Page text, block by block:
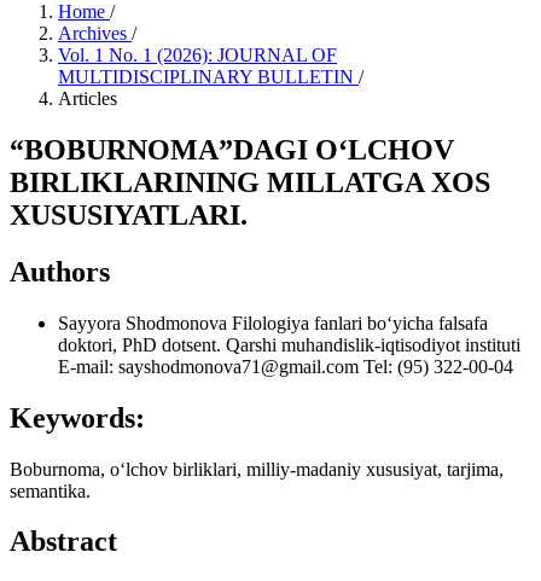
Home /
Archives /
Vol. 1 No. 1 (2026): JOURNAL OF
MULTIDISCIPLINARY BULLETIN /
Articles
“BOBURNOMA”DAGI O‘LCHOV
BIRLIKLARINING MILLATGA XOS
XUSUSIYATLARI.
Authors
Sayyora Shodmonova Filologiya fanlari bo‘yicha falsafa
doktori, PhD dotsent. Qarshi muhandislik-iqtisodiyot instituti
E-mail: sayshodmonova71@gmail.com Tel: (95) 322-00-04
Keywords:
Boburnoma, o‘lchov birliklari, milliy-madaniy xususiyat, tarjima,
semantika.
Abstract